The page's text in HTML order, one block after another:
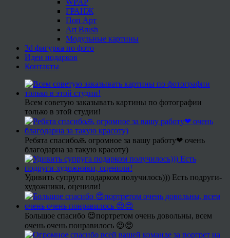
WPAP
ГРАНЖ
Поп Арт
Art Brush
Модульные картины
3d фигурка по фото
Идеи подарков
Контакты
Всем советую заказывать картины по фотографии
только в этой студии!
Ребята спасибо🙏 огромное за вашу работу❤ очень
благодарна за такую красоту)
Удивить супруга подарком получилось))) Есть подруги-
художники, оценили!
Большое спасибо 😍портретом очень довольны, всем
очень очень понравилось 😍😍